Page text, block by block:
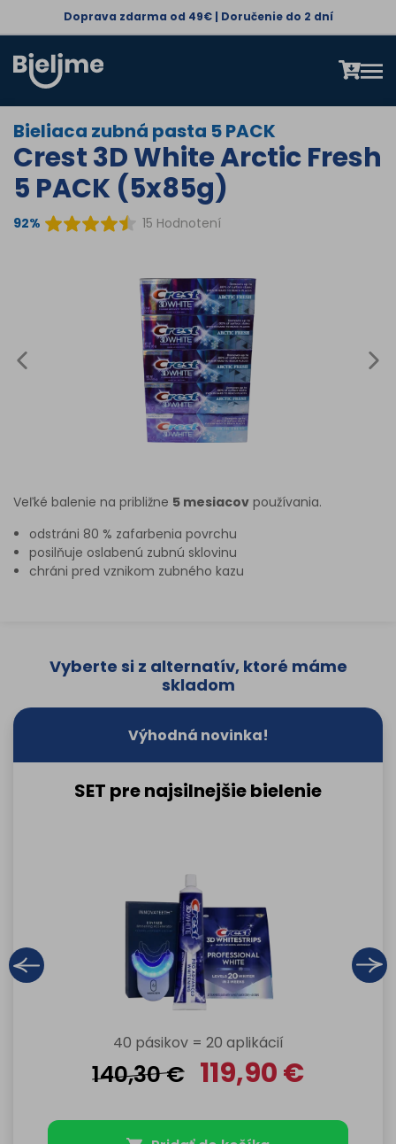
Doprava zdarma od 49€ | Doručenie do 2 dní
Bieliaca zubná pasta 5 PACK
Crest 3D White Arctic Fresh
5 PACK (5x85g)
92% 15 Hodnotení
Veľké balenie na približne 5 mesiacov používania.
odstráni 80 % zafarbenia povrchu
posilňuje oslabenú zubnú sklovinu
chráni pred vznikom zubného kazu
Vyberte si z alternatív, ktoré máme
skladom
Výhodná novinka!
SET pre najsilnejšie bielenie
40 pásikov = 20 aplikácií
140,30€ 119,90€